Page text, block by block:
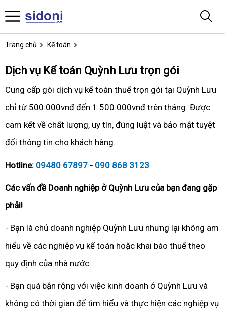
Trang chủ Kế toán
Dịch vụ Kế toán Quỳnh Lưu trọn gói
Cung cấp gói dịch vụ kế toán thuế trọn gói tại Quỳnh Lưu
chỉ từ 500.000vnđ đến 1.500.000vnđ trên tháng. Được
cam kết về chất lượng, uy tín, đúng luật và bảo mật tuyệt
đối thông tin cho khách hàng.
Hotline: 09480 67897 - 090 868 3123
Các vấn đề Doanh nghiệp ở Quỳnh Lưu của bạn đang gặp
phải!
- Bạn là chủ doanh nghiệp Quỳnh Lưu nhưng lại không am
hiểu về các nghiệp vụ kế toán hoặc khai báo thuế theo
quy định của nhà nước.
- Bạn quá bận rộng với việc kinh doanh ở Quỳnh Lưu và
không có thời gian để tìm hiểu và thực hiện các nghiệp vụ